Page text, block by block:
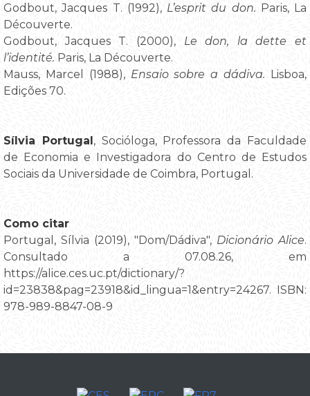
Godbout, Jacques T. (1992), L’esprit du don. Paris, La
Découverte.
Godbout, Jacques T. (2000), Le don, la dette et
l’identité. Paris, La Découverte.
Mauss, Marcel (1988), Ensaio sobre a dádiva. Lisboa,
Edições 70.
Sílvia Portugal, Socióloga, Professora da Faculdade
de Economia e Investigadora do Centro de Estudos
Sociais da Universidade de Coimbra, Portugal.
Como citar
Portugal, Sílvia (2019), "Dom/Dádiva", Dicionário Alice.
Consultado a 07.08.26, em
https://alice.ces.uc.pt/dictionary/?
id=23838&pag=23918&id_lingua=1&entry=24267. ISBN:
978-989-8847-08-9